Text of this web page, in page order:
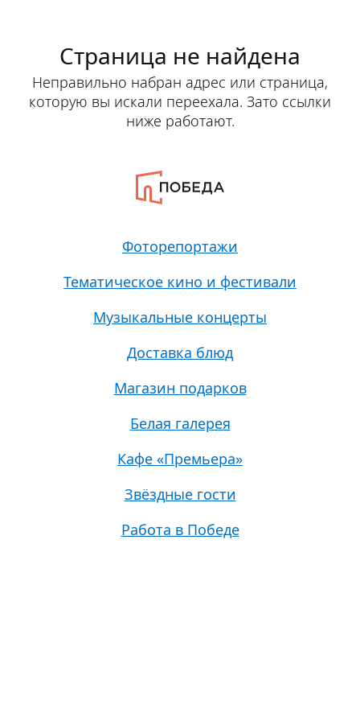
Страница не найдена
Неправильно набран адрес или страница,
которую вы искали переехала. Зато ссылки
ниже работают.
Фоторепортажи
Тематическое кино и фестивали
Музыкальные концерты
Доставка блюд
Магазин подарков
Белая галерея
Кафе «Премьера»
Звёздные гости
Работа в Победе